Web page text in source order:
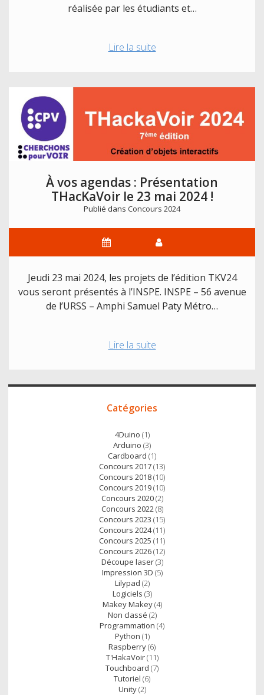
réalisée par les étudiants et…
Lire la suiteProjet
Boîte
compter
À vos agendas : Présentation
THacKaVoir le 23 mai 2024 !
Publié dans Concours 2024
Jeudi 23 mai 2024, les projets de l’édition TKV24
vous seront présentés à l’INSPE. INSPE – 56 avenue
de l’URSS – Amphi Samuel Paty Métro…
Lire la suiteÀ
:
THacKaVoir
mai
2024
!
Accès
Catégories
4Duino (1)
Arduino (3)
Cardboard (1)
Concours 2017(13)
Concours 2018(10)
Concours 2019(10)
Concours 2020(2)
Concours 2022(8)
Concours 2023 (15)
Concours 2024(11)
Concours 2025 (11)
Concours 2026(12)
Découpe laser(3)
Impression 3D (5)
Lilypad (2)
Logiciels (3)
Makey Makey(4)
Non classé (2)
Programmation (4)
Python (1)
Raspberry(6)
T'HakaVoir(11)
Touchboard (7)
Tutoriel (6)
Unity(2)